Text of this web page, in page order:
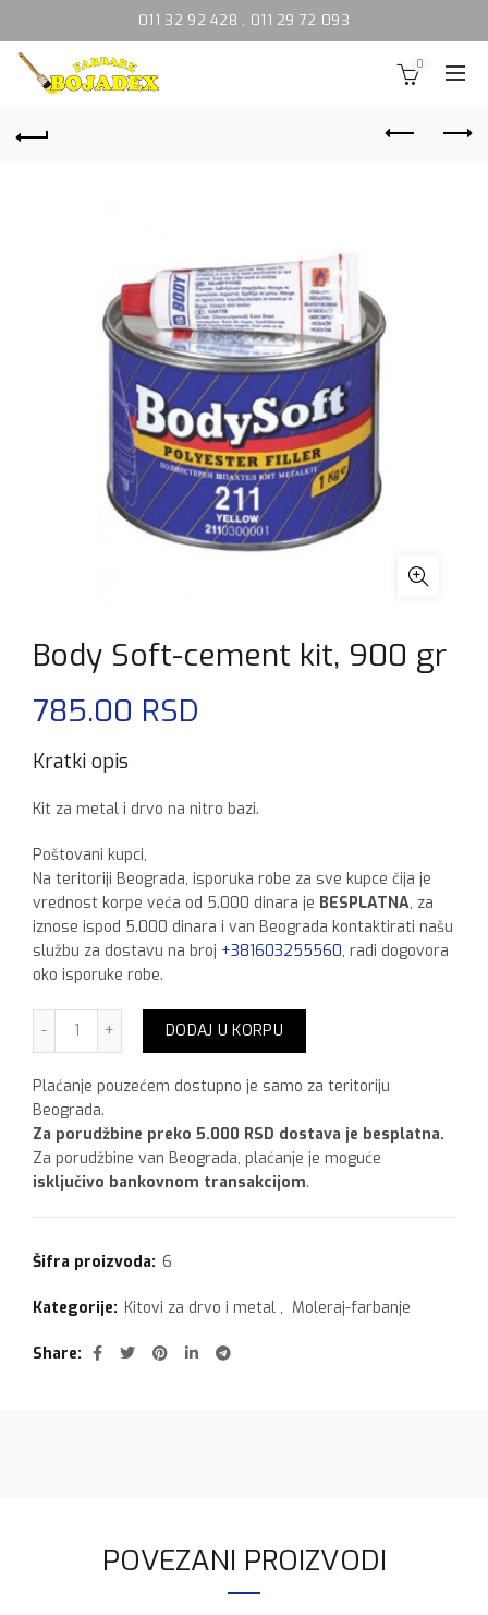
011 32 92 428 , 011 29 72 093
0
Body Soft-cement kit, 900 gr
785.00 RSD
Kratki opis
Kit za metal i drvo na nitro bazi.
Poštovani kupci,
Na teritoriji Beograda, isporuka robe za sve kupce čija je
vrednost korpe veća od 5.000 dinara je BESPLATNA, za
iznose ispod 5.000 dinara i van Beograda kontaktirati našu
službu za dostavu na broj +381603255560, radi dogovora
oko isporuke robe.
Body Soft-cement kit, 900 gr količina
DODAJ U KORPU
Plaćanje pouzećem dostupno je samo za teritoriju
Beograda.
Za porudžbine preko 5.000 RSD dostava je besplatna.
Za porudžbine van Beograda, plaćanje je moguće
isključivo bankovnom transakcijom.
Šifra proizvoda: 6
Kategorije: Kitovi za drvo i metal , Moleraj-farbanje
Share
POVEZANI PROIZVODI